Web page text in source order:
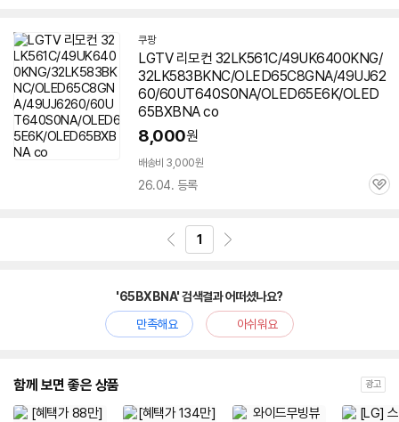
쿠팡
LGTV 리모컨 32LK561C/49UK6400KNG/
32LK583BKNC/OLED65C8GNA/49UJ62
60/60UT640S0NA/OLED65E6K/OLED
65BXBNA co
8,000원
배송비 3,000원
26.04. 등록
관
1
'65BXBNA' 검색결과 어떠셨나요?
만족해요
아쉬워요
함께 보면 좋은 상품 광고